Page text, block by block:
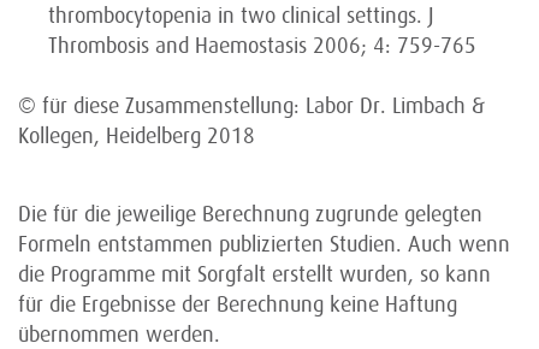
thrombocytopenia in two clinical settings. J
Thrombosis and Haemostasis 2006; 4: 759-765
© für diese Zusammenstellung: Labor Dr. Limbach &
Kollegen, Heidelberg 2018
Die für die jeweilige Berechnung zugrunde gelegten
Formeln entstammen publizierten Studien. Auch wenn
die Programme mit Sorgfalt erstellt wurden, so kann
für die Ergebnisse der Berechnung keine Haftung
übernommen werden.